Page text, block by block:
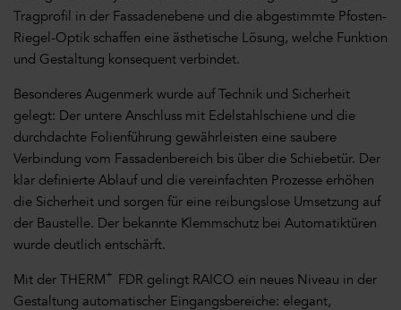
Tragprofil in der Fassadenebene und die abgestimmte Pfosten-
Riegel-Optik schaffen eine ästhetische Lösung, welche Funktion
und Gestaltung konsequent verbindet.
Besonderes Augenmerk wurde auf Technik und Sicherheit
gelegt: Der untere Anschluss mit Edelstahlschiene und die
durchdachte Folienführung gewährleisten eine saubere
Verbindung vom Fassadenbereich bis über die Schiebetür. Der
klar definierte Ablauf und die vereinfachten Prozesse erhöhen
die Sicherheit und sorgen für eine reibungslose Umsetzung auf
der Baustelle. Der bekannte Klemmschutz bei Automatiktüren
wurde deutlich entschärft.
Mit der THERM +
FDR gelingt RAICO ein neues Niveau in der
Gestaltung automatischer Eingangsbereiche: elegant,